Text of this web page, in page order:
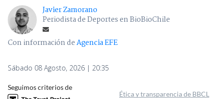
Javier Zamorano
Periodista de Deportes en BioBioChile
Con información deAgencia EFE
Sábado 08 Agosto, 2026 | 20:35
Seguimos criterios de
Ética y transparencia de BBCL